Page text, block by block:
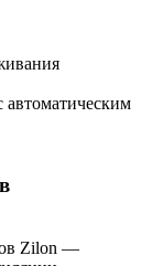
автоматическим
Zilon —